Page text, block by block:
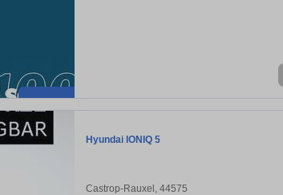
Hyundai IONIQ 5
Castrop-Rauxel, 44575